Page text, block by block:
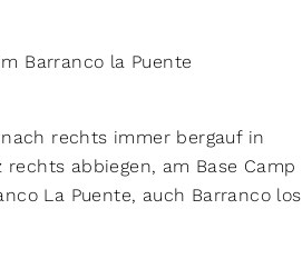
Barranco la Puente
rechts immer bergauf in
abbiegen, am Base Camp
La Puente, auch Barranco los